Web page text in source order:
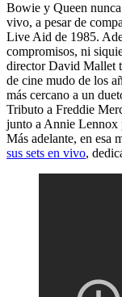
Bowie y Queen
vivo, a pesar de
Live Aid de 1985.
compromisos, ni
director David Mallet
de cine mudo de los
más cercano a un
Tributo a Freddie
junto a Annie Lennox
Más adelante, en esa
sus sets en vivo,